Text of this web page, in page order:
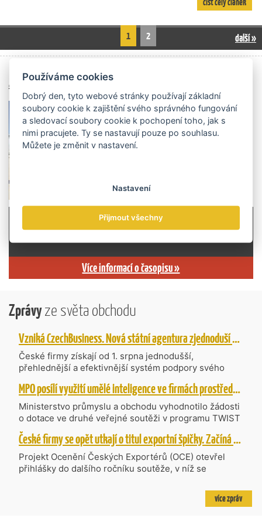
1 2 další »
Archiv čísel
Více informací o časopisu »
Zprávyze světa obchodu
Vzniká CzechBusiness. Nová státní agentura zjednoduší podporu českých firem
České firmy získají od 1. srpna jednodušší,
přehlednější a efektivnější systém podpory svého
CzechBusiness, která propojuje dosavadní
kompetence agentur CzechTrade a CzechInvest.
Firmám nabídne jednoho partnera pro rozvoj od
inovací až po zahraniční expanzi.
MPO posílí využití umělé inteligence ve firmách prostřednictvím 40 projektů z programu TWIST
Ministerstvo průmyslu a obchodu vyhodnotilo žádosti
o dotace ve druhé veřejné soutěži v programu TWIST
– Transfer, Výzkum, Vývoj a Inovace pro Strategické
Technologie, do které bylo podáno 318 návrhů
projektů požadujících dotaci o celkovém objemu 4,27
mld. Kč. Částkou 630 mil. Kč bude podpořeno čtyřicet
nejlépe hodnocených projektů zaměřených na
výzkum v oblasti umělé inteligence a její aplikace do
podnikových procesů a do vývoje nových produktů na
České firmy se opět utkají o titul exportní špičky. Začíná další ročník Ocenění Českých Exportérů
Projekt Ocenění Českých Exportérů (OCE) otevřel
přihlášky do dalšího ročníku soutěže, v níž se
Projekt dlouhodobě vyzdvihuje, podporuje a oceňuje
podniky, které úspěšně prosazují své produkty avíce zpráv
Používáme cookies
Dobrý den, tyto webové stránky používají základní
soubory cookie k zajištění svého správného fungování
a sledovací soubory cookie k pochopení toho, jak s
nimi pracujete. Ty se nastavují pouze po souhlasu.
Můžete je změnit v nastavení.
Nastavení
Přijmout všechny